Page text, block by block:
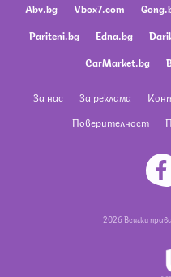
Abv.bg Vbox7.com
Pariteni.bg
Edna.bg
CarMarket.bg
За нас За реклама
Поверителност
2026 Всички